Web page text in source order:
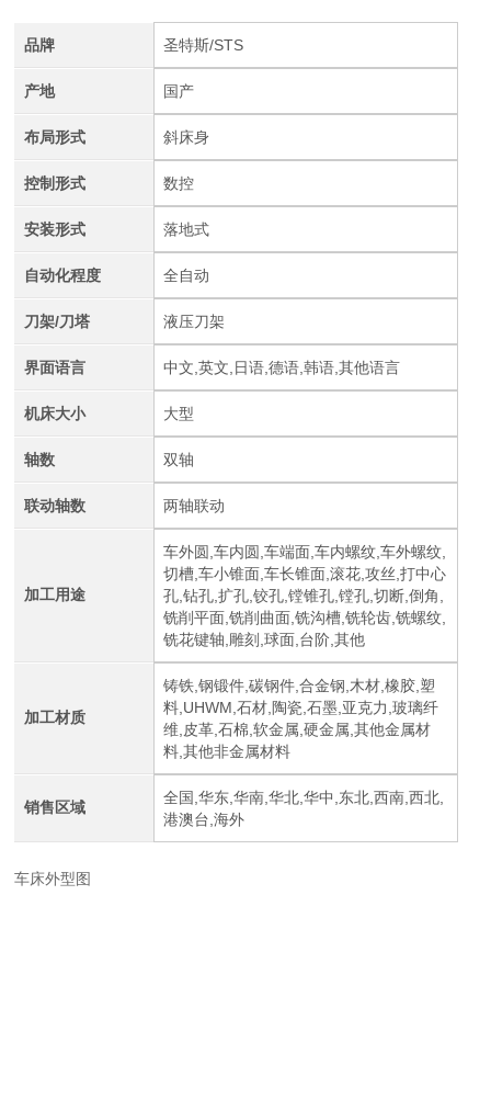
品牌 圣特斯/STS
产地 国产
布局形式 斜床身
控制形式 数控
安装形式 落地式
自动化程度 全自动
刀架/刀塔 液压刀架
界面语言 中文,英文,日语,德语,韩语,其他语言
机床大小 大型
轴数 双轴
联动轴数 两轴联动
加工用途
车外圆,车内圆,车端面,车内螺纹,车外螺纹,
切槽,车小锥面,车长锥面,滚花,攻丝,打中心
孔,钻孔,扩孔,铰孔,镗锥孔,镗孔,切断,倒角,
铣削平面,铣削曲面,铣沟槽,铣轮齿,铣螺纹,
铣花键轴,雕刻,球面,台阶,其他
加工材质
铸铁,钢锻件,碳钢件,合金钢,木材,橡胶,塑
料,UHWM,石材,陶瓷,石墨,亚克力,玻璃纤
维,皮革,石棉,软金属,硬金属,其他金属材
料,其他非金属材料
销售区域
全国,华东,华南,华北,华中,东北,西南,西北,
港澳台,海外
车床外型图